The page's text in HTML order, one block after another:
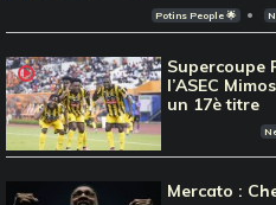
Potins People 🌟
Supercoupe
l’ASEC
un 17è titre
Mercato :